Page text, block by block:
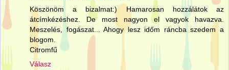
Köszönöm a bizalmat:) Hamarosan hozzálátok az
átcímkézéshez. De most nagyon el vagyok havazva.
Meszelés, fogászat... Ahogy lesz időm ráncba szedem a
blogom.
Citromfű
Válasz